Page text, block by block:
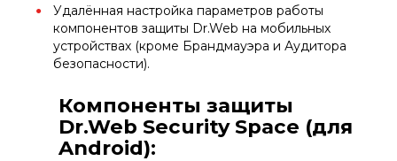
Удалённая настройка параметров работы
компонентов защиты Dr.Web на мобильных
устройствах (кроме Брандмауэра и Аудитора
безопасности).
Компоненты защиты
Dr.Web Security Space (для
Android):